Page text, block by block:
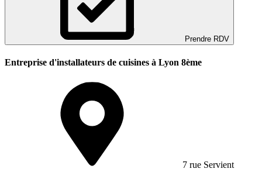
Prendre RDV
Entreprise d'installateurs de cuisines à Lyon 8ème
7 rue Servient